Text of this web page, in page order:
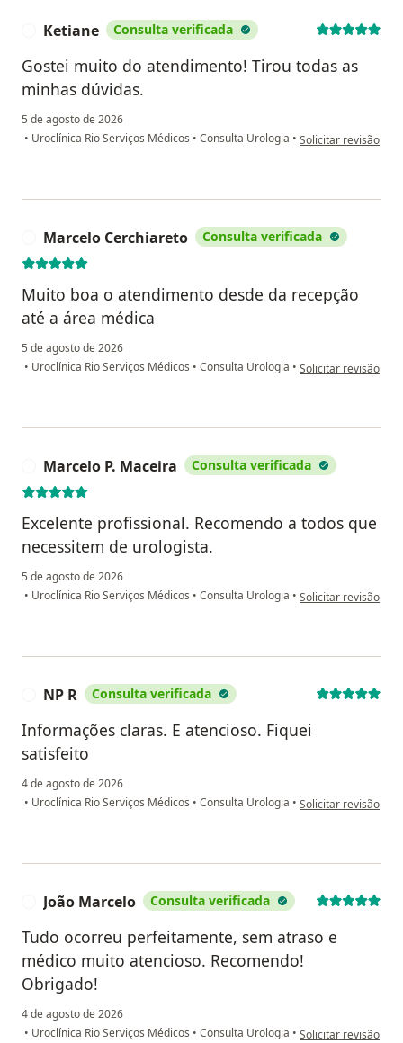
Ketiane Consulta verificada
Gostei muito do atendimento! Tirou todas as
minhas dúvidas.
5 de agosto de 2026
• Uroclínica Rio Serviços Médicos • Consulta Urologia • na opinião do
Solicitar revisão
Marcelo Cerchiareto Consulta verificada
Muito boa o atendimento desde da recepção
até a área médica
5 de agosto de 2026
• Uroclínica Rio Serviços Médicos • Consulta Urologia • na opinião do
Solicitar revisão
Marcelo P. Maceira Consulta verificada
Excelente profissional. Recomendo a todos que
necessitem de urologista.
5 de agosto de 2026
• Uroclínica Rio Serviços Médicos • Consulta Urologia • na opinião do
Solicitar revisão
NP R Consulta verificada
Informações claras. E atencioso. Fiquei
satisfeito
4 de agosto de 2026
• Uroclínica Rio Serviços Médicos • Consulta Urologia • na opinião do
Solicitar revisão
João Marcelo Consulta verificada
Tudo ocorreu perfeitamente, sem atraso e
médico muito atencioso. Recomendo!
Obrigado!
4 de agosto de 2026
• Uroclínica Rio Serviços Médicos • Consulta Urologia • na opinião do
Solicitar revisão